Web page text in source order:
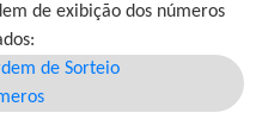
de exibição dos números
de Sorteio